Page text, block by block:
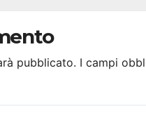
pubblicato. I campi